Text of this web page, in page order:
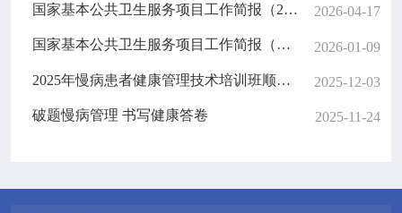
国家基本公共卫生服务项目工作简报（2026年第1期） 2026-04-17
国家基本公共卫生服务项目工作简报（第4期） 2026-01-09
2025年慢病患者健康管理技术培训班顺利举办 2025-12-03
破题慢病管理 书写健康答卷 2025-11-24